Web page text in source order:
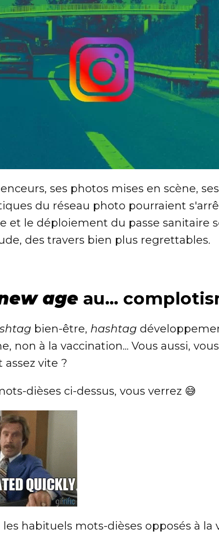
ses photos mises en scène,
du réseau photo pourraient
et le déploiement du passe sanitaire
des travers bien plus regrettables.
ageau...
bien-être, hashtag
non à la vaccination... Vous aussi,
vite ?
dièses ci-dessus, vous verrez 😅
habituels mots-dièses opposés à la